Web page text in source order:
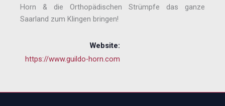
Horn & die Orthopädischen Strümpfe das ganze
Saarland zum Klingen bringen!
Website:
https://www.guildo-horn.com